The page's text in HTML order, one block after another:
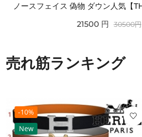
21500 円 30500円
売れ筋ランキング
-10%
New